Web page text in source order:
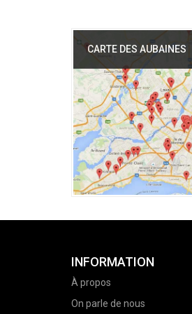
CARTE DES AUBAINES
INFORMATION
À propos
On parle de nous